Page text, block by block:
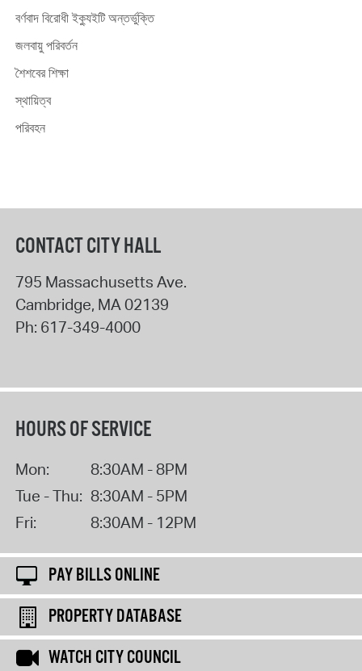
বর্ণবাদ বিরোধী ইক্যুইটি অন্তর্ভুক্তি
জলবায়ু পরিবর্তন
শৈশবের শিক্ষা
স্থায়িত্ব
পরিবহন
CONTACT CITY HALL
795 Massachusetts Ave.
Cambridge, MA 02139
Ph: 617-349-4000
HOURS OF SERVICE
Mon:
8:30AM - 8PM
Tue - Thu: 8:30AM - 5PM
Fri:
8:30AM - 12PM
PAY BILLS ONLINE
PROPERTY DATABASE
WATCH CITY COUNCIL